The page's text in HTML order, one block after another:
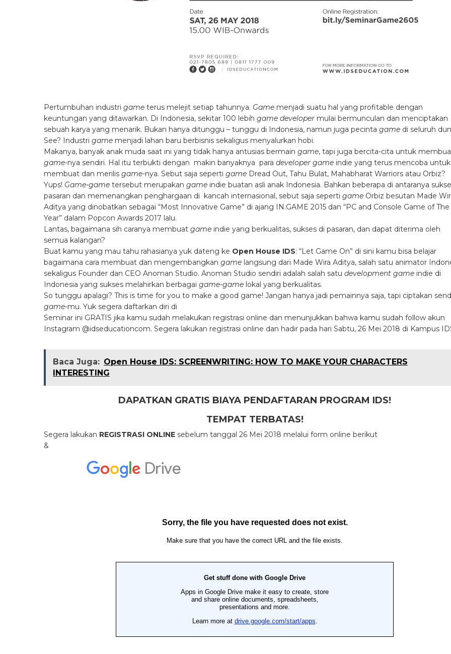
Pertumbuhan industri game terus melejit setiap tahunnya. Game menjadi suatu hal yang profitable dengan
keuntungan yang ditawarkan. Di Indonesia, sekitar 100 lebih game developer mulai bermunculan dan menciptakan
sebuah karya yang menarik. Bukan hanya ditunggu – tunggu di Indonesia, namun juga pecinta game di seluruh
See? Industri game menjadi lahan baru berbisnis sekaligus menyalurkan hobi.
Makanya, banyak anak muda saat ini yang tidak hanya antusias bermain game, tapi juga bercita-cita untuk
game-nya sendiri. Hal itu terbukti dengan makin banyaknya para developer game indie yang terus mencoba untuk
membuat dan merilis game-nya. Sebut saja seperti game Dread Out, Tahu Bulat, Mahabharat Warriors atau Orbiz?
Yups! Game-game tersebut merupakan game indie buatan asli anak Indonesia. Bahkan beberapa di antaranya
pasaran dan memenangkan penghargaan di kancah internasional, sebut saja seperti game Orbiz besutan Made
Aditya yang dinobatkan sebagai “Most Innovative Game” di ajang IN.GAME 2015 dan “PC and Console Game of The
Year” dalam Popcon Awards 2017 lalu.
Lantas, bagaimana sih caranya membuat game indie yang berkualitas, sukses di pasaran, dan dapat diterima oleh
semua kalangan?
Buat kamu yang mau tahu rahasianya yuk dateng ke Open House IDS: “Let Game On” di sini kamu bisa belajar
bagaimana cara membuat dan mengembangkan game langsung dari Made Wira Aditya, salah satu animator
sekaligus Founder dan CEO Anoman Studio. Anoman Studio sendiri adalah salah satu development game indie di
Indonesia yang sukses melahirkan berbagai game-game lokal yang berkualitas.
So tunggu apalagi? This is time for you to make a good game! Jangan hanya jadi pemainnya saja, tapi ciptakan
game-mu. Yuk segera daftarkan diri di
Seminar ini GRATIS jika kamu sudah melakukan registrasi online dan menunjukkan bahwa kamu sudah follow akun
Instagram @idseducationcom. Segera lakukan registrasi online dan hadir pada hari Sabtu, 26 Mei 2018 di Kampus
Baca Juga: Open House IDS: SCREENWRITING: HOW TO MAKE YOUR CHARACTERS
INTERESTING
DAPATKAN GRATIS BIAYA PENDAFTARAN PROGRAM IDS!
TEMPAT TERBATAS!
Segera lakukan REGISTRASI ONLINE sebelum tanggal 26 Mei 2018 melalui form online berikut
&